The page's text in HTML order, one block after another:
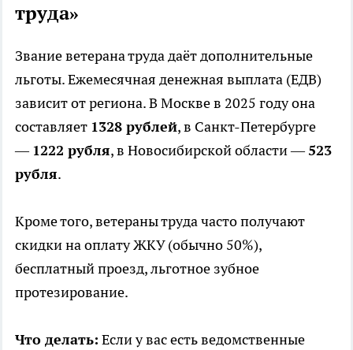
труда»
Звание ветерана труда даёт дополнительные
льготы. Ежемесячная денежная выплата (ЕДВ)
зависит от региона. В Москве в 2025 году она
составляет 1328 рублей, в Санкт-Петербурге
— 1222 рубля, в Новосибирской области —523
рубля.
Кроме того, ветераны труда часто получают
скидки на оплату ЖКУ (обычно 50%),
бесплатный проезд, льготное зубное
протезирование.
Что делать: Если у вас есть ведомственные